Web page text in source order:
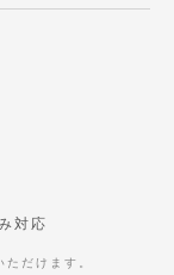
対応
だけます。